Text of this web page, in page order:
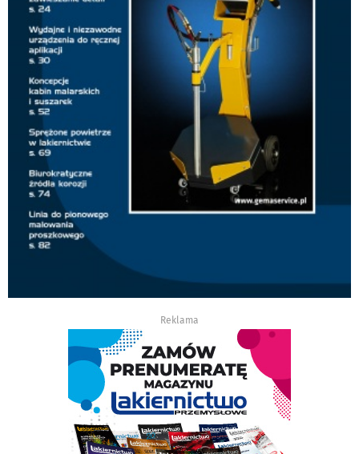
Reklama